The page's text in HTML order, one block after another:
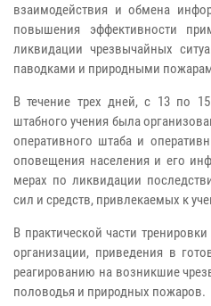
взаимодействия и обмена
повышения эффективности
ликвидации чрезвычайных
паводками и природными
В течение трех дней, с 13 по
штабного учения была
оперативного штаба и
оповещения населения и его
мерах по ликвидации
сил и средств, привлекаемых к
В практической части
организации, приведения в
реагированию на возникшие
половодья и природных пожаров.